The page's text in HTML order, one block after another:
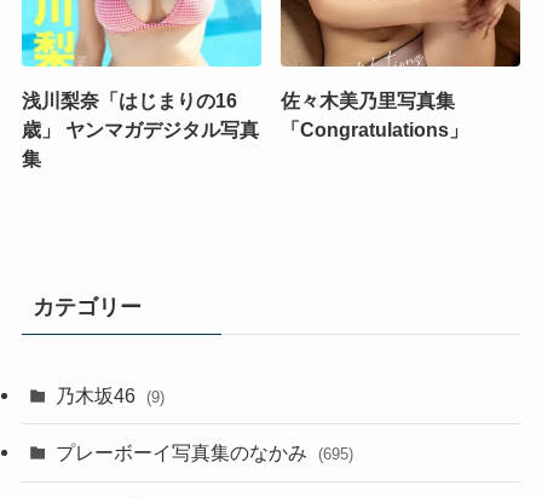
浅川梨奈「はじまりの16
歳」 ヤンマガデジタル写真
集
佐々木美乃里写真集
「Congratulations」
カテゴリー
乃木坂46 (9)
プレーボーイ写真集のなかみ (695)